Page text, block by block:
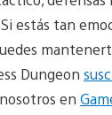
estás tan
Dungeon
en